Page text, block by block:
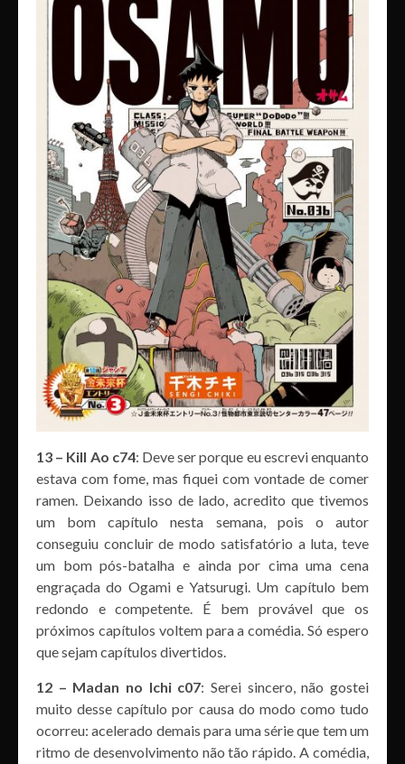
13 – Kill Ao c74: Deve ser porque eu escrevi enquanto
estava com fome, mas fiquei com vontade de comer
ramen. Deixando isso de lado, acredito que tivemos
um bom capítulo nesta semana, pois o autor
conseguiu concluir de modo satisfatório a luta, teve
um bom pós-batalha e ainda por cima uma cena
engraçada do Ogami e Yatsurugi. Um capítulo bem
redondo e competente. É bem provável que os
próximos capítulos voltem para a comédia. Só espero
que sejam capítulos divertidos.
12 – Madan no Ichi c07: Serei sincero, não gostei
muito desse capítulo por causa do modo como tudo
ocorreu: acelerado demais para uma série que tem um
ritmo de desenvolvimento não tão rápido. A comédia,